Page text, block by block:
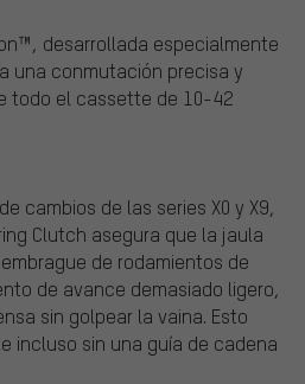
desarrollada especialmente
una conmutación precisa y
todo el cassette de 10-42
cambios de las series X0 y X9,
Clutch asegura que la jaula
de rodamientos de
de avance demasiado ligero,
sin golpear la vaina. Esto
incluso sin una guía de cadena